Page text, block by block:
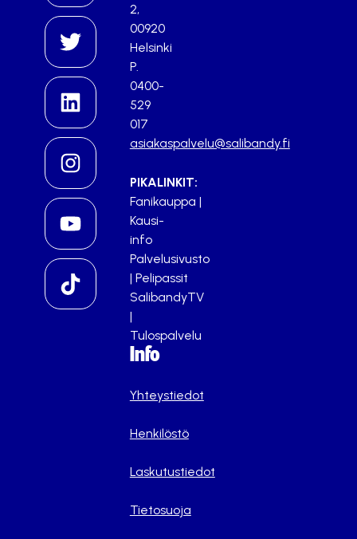
2,
00920
Helsinki
P.
0400-
529
017
asiakaspalvelu@salibandy.fi
PIKALINKIT:
Fanikauppa |
Kausi-
info
Palvelusivusto
| Pelipassit
SalibandyTV
|
Tulospalvelu
Info
Yhteystiedot
Henkilöstö
Laskutustiedot
Tietosuoja